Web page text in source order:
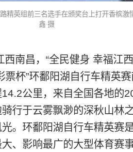
精英组前三名选手在颁奖台上打开香槟
鑫 摄
昌，“全民健身 幸福江西
票杯”环鄱阳湖自行车精英
公里，来自全国各地的
行于云雾飘渺的深秋山林
。环鄱阳湖自行车精英赛
、影响最广的大型体育赛